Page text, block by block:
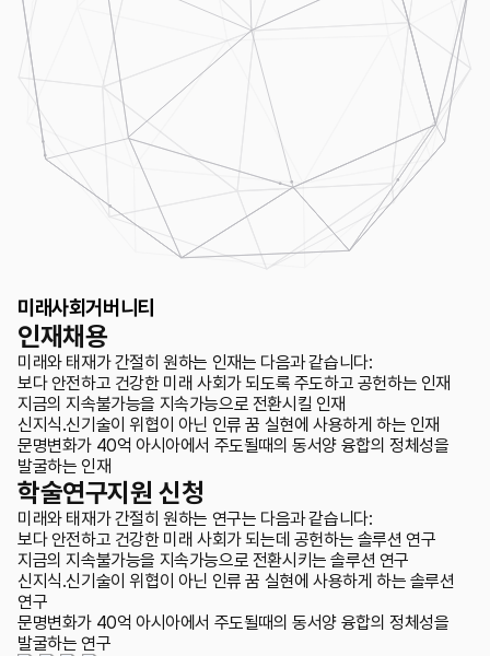
미래사회거버니티
인재채용
미래와 태재가 간절히 원하는 인재는 다음과 같습니다:
보다 안전하고 건강한 미래 사회가 되도록 주도하고 공헌하는 인재
지금의 지속불가능을 지속가능으로 전환시킬 인재
신지식.신기술이 위협이 아닌 인류 꿈 실현에 사용하게 하는 인재
문명변화가 40억 아시아에서 주도될때의 동서양 융합의 정체성을
발굴하는 인재
학술연구지원 신청
미래와 태재가 간절히 원하는 연구는 다음과 같습니다:
보다 안전하고 건강한 미래 사회가 되는데 공헌하는 솔루션 연구
지금의 지속불가능을 지속가능으로 전환시키는 솔루션 연구
신지식.신기술이 위협이 아닌 인류 꿈 실현에 사용하게 하는 솔루션
연구
문명변화가 40억 아시아에서 주도될때의 동서양 융합의 정체성을
발굴하는 연구